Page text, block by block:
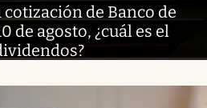
cotización de Banco de
de agosto, ¿cuál es el